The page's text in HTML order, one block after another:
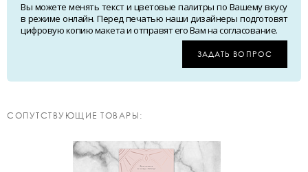
Вы можете менять текст и цветовые палитры по Вашему вкусу
в режиме онлайн. Перед печатью наши дизайнеры подготовят
цифровую копию макета и отправят его Вам на согласование.
ЗАДАТЬ ВОПРОС
CОПУТСТВУЮЩИЕ ТОВАРЫ: